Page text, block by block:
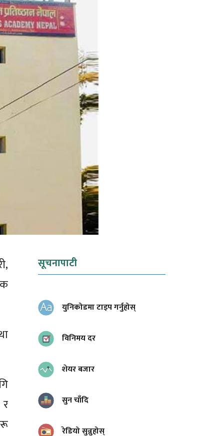
सूचनापाटी
युनिकोडमा टाइप गर्नुहोस्
विनिमय दर
शेयर बजार
सुन चाँदि
रेडियो सुन्नुहोस्